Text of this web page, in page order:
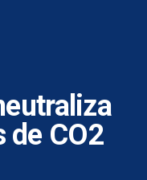
de CO2